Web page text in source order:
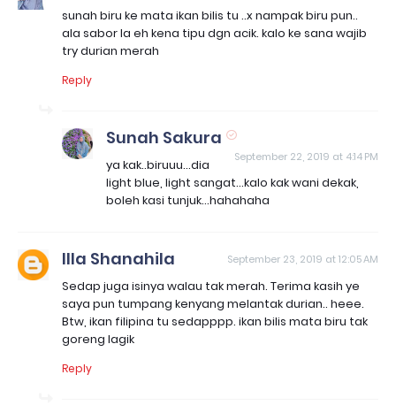
sunah biru ke mata ikan bilis tu ..x nampak biru pun..
ala sabor la eh kena tipu dgn acik. kalo ke sana wajib
try durian merah
Reply
Sunah Sakura
September 22, 2019 at 4:14 PM
ya kak..biruuu...dia
light blue, light sangat...kalo kak wani dekak,
boleh kasi tunjuk...hahahaha
Illa Shanahila September 23, 2019 at 12:05 AM
Sedap juga isinya walau tak merah. Terima kasih ye
saya pun tumpang kenyang melantak durian.. heee.
Btw, ikan filipina tu sedapppp. ikan bilis mata biru tak
goreng lagik
Reply